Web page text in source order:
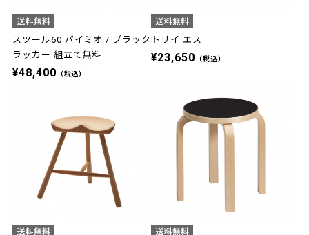
スツール60 パイミオ / ブラック
ラッカー 組立て無料
¥48,400 （税込）
トリイ エス
¥23,650 （税込）